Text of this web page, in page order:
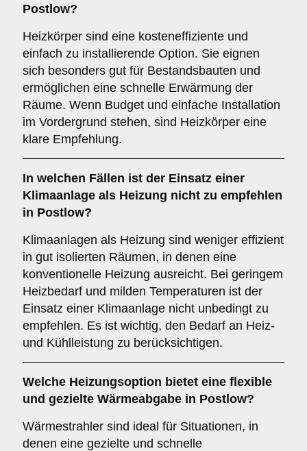
Postlow?
Heizkörper sind eine kosteneffiziente und
einfach zu installierende Option. Sie eignen
sich besonders gut für Bestandsbauten und
ermöglichen eine schnelle Erwärmung der
Räume. Wenn Budget und einfache Installation
im Vordergrund stehen, sind Heizkörper eine
klare Empfehlung.
In welchen Fällen ist der Einsatz einer
Klimaanlage als Heizung nicht zu empfehlen
in Postlow?
Klimaanlagen als Heizung sind weniger effizient
in gut isolierten Räumen, in denen eine
konventionelle Heizung ausreicht. Bei geringem
Heizbedarf und milden Temperaturen ist der
Einsatz einer Klimaanlage nicht unbedingt zu
empfehlen. Es ist wichtig, den Bedarf an Heiz-
und Kühlleistung zu berücksichtigen.
Welche Heizungsoption bietet eine flexible
und gezielte Wärmeabgabe in Postlow?
Wärmestrahler sind ideal für Situationen, in
denen eine gezielte und schnelle